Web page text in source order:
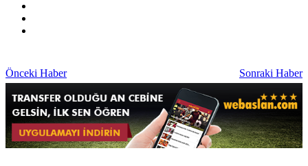
Önceki Haber Sonraki Haber